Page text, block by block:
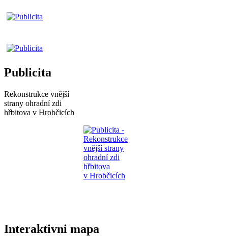
Publicita
Rekonstrukce vnější
strany ohradní zdi
hřbitova v Hrobčicích
Interaktivni mapa